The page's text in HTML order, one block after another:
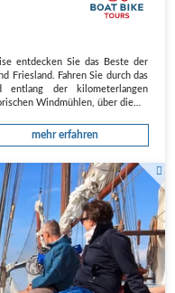
entdecken Sie das Beste der
Friesland. Fahren Sie durch das
entlang der kilometerlangen
Windmühlen, über die…
mehr erfahren